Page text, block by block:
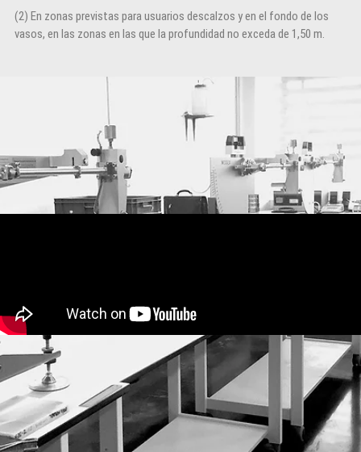
(2) En zonas previstas para usuarios descalzos y en el fondo de los
vasos, en las zonas en las que la profundidad no exceda de 1,50 m.